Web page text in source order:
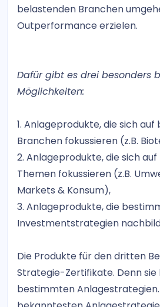
belastenden Branchen
Outperformance erzielen.
Dafür gibt es drei besonders
Möglichkeiten:
1. Anlageprodukte, die sich
Branchen fokussieren (z.B.
2. Anlageprodukte, die sich
Themen fokussieren (z.B.
Markets & Konsum),
3. Anlageprodukte, die
Investmentstrategien
Die Produkte für den dritten
Strategie-Zertifikate. Denn sie
bestimmten Anlagestrategien.